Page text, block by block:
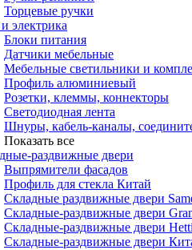
Торцевые ручки
электрика
Блоки питания
Датчики мебельные
Мебельные светильники и
Профиль алюминиевый
Розетки, клеммы, коннекторы
Светодиодная лента
Шнуры, кабель-каналы,
Показать все
раздвижные двери
Выпрямители фасадов
Профиль для стекла Китай
Складные раздвижные двери
Складные-раздвижные двери
Складные-раздвижные двери
Складные-раздвижные двери